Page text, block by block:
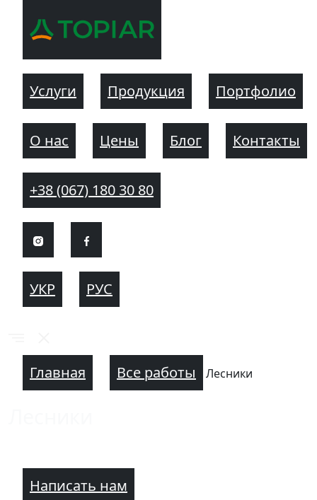
Услуги Продукция Портфолио
О нас Цены Блог Контакты
+38 (067) 180 30 80
УКР РУС
Главная Все работы Лесники
Написать нам